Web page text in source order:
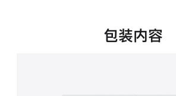
中
包装内容